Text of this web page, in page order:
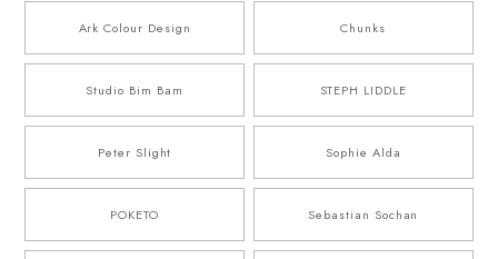
Ark Colour Design Chunks
Studio Bim Bam STEPH LIDDLE
Peter Slight Sophie Alda
POKETO Sebastian Sochan